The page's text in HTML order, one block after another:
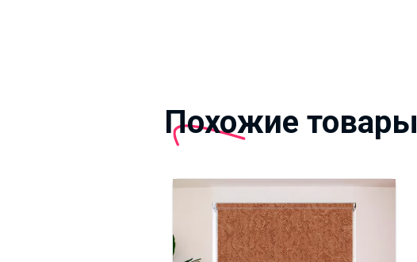
Похожие товары